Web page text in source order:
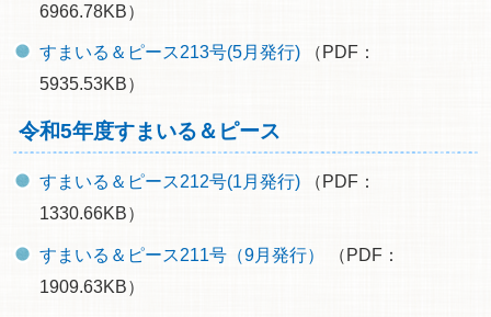
6966.78KB）
すまいる＆ピース213号(5月発行)（PDF：
5935.53KB）
令和5年度すまいる＆ピース
すまいる＆ピース212号(1月発行)（PDF：
1330.66KB）
すまいる＆ピース211号（9月発行）
（PDF：
1909.63KB）